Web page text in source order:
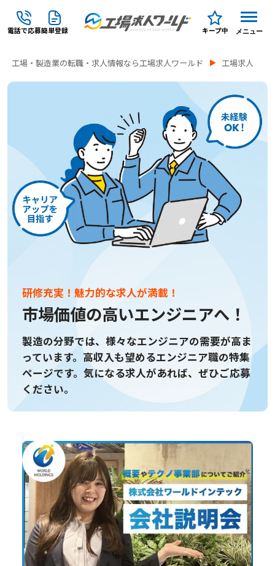
電話で応募簡単登録 キープ中 メニュー
工場・製造業の転職・求人情報なら工場求人ワールド 工場求人
研修充実！魅力的な求人が満載！
市場価値の高いエンジニアへ！
製造の分野では、様々なエンジニアの需要が高ま
っています。 高収入も望めるエンジニア職の特集
ページです。 気になる求人があれば、ぜひご応募
ください。